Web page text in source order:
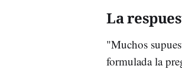
La
"Muchos
formulada la